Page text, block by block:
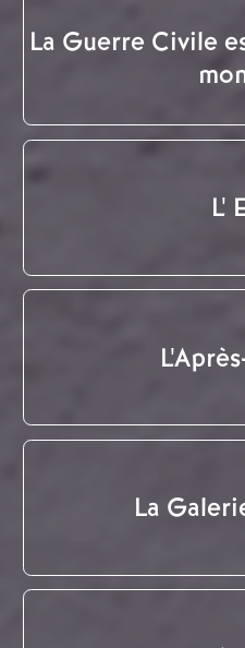
La Guerre Civile
L'
La